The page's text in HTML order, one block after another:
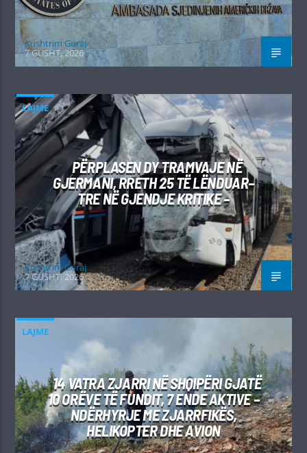
Kushtrim Guraj
7 GUSHT, 2026
LAJME
PËRPLASEN DY TRAMVAJE NË
GJERMANI, RRETH 25 TË LËNDUAR–
TRE NË GJENDJE KRITIKE –
Kushtrim Guraj
7 GUSHT, 2026
LAJME
14 VATRA ZJARRI NË SHQIPËRI GJATË
10 ORËVE TË FUNDIT, 7 ENDE AKTIVE –
NDËRHYRJE ME ZJARRFIKËS,
HELIKOPTER DHE AVION